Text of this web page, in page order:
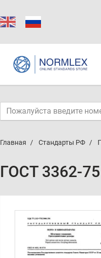
Главная Стандарты РФ
ГОСТ 3362-75